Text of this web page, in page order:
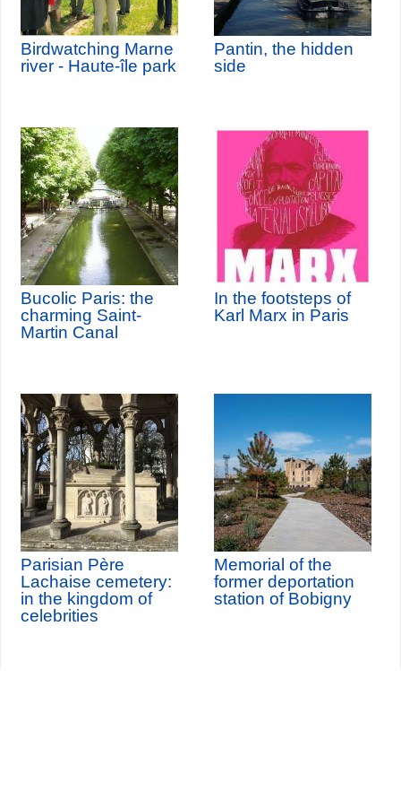
Birdwatching Marne
river - Haute-île park
Pantin, the hidden
side
Bucolic Paris: the
charming Saint-
Martin Canal
In the footsteps of
Karl Marx in Paris
Parisian Père
Lachaise cemetery:
in the kingdom of
celebrities
Memorial of the
former deportation
station of Bobigny